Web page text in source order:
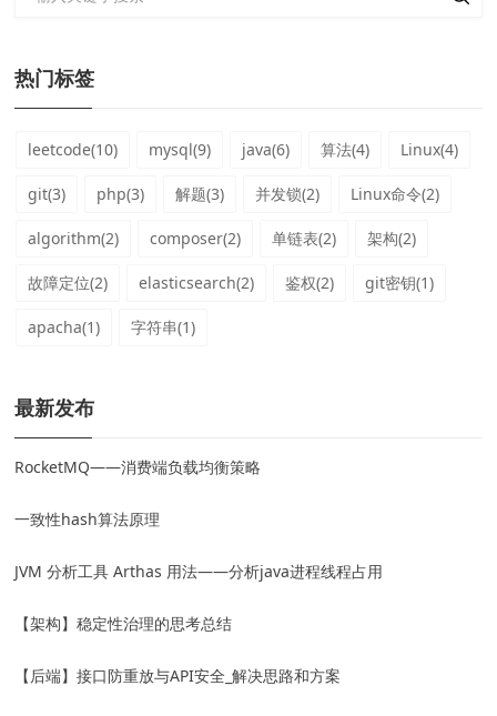
热门标签
leetcode(10) mysql(9) java(6) 算法(4) Linux(4)
git(3) php(3) 解题(3) 并发锁(2) Linux命令(2)
algorithm(2) composer(2) 单链表(2) 架构(2)
故障定位(2) elasticsearch(2) 鉴权(2) git密钥(1)
apacha(1) 字符串(1)
最新发布
RocketMQ——消费端负载均衡策略
一致性hash算法原理
JVM 分析工具 Arthas 用法——分析java进程线程占用
【架构】稳定性治理的思考总结
【后端】接口防重放与API安全_解决思路和方案